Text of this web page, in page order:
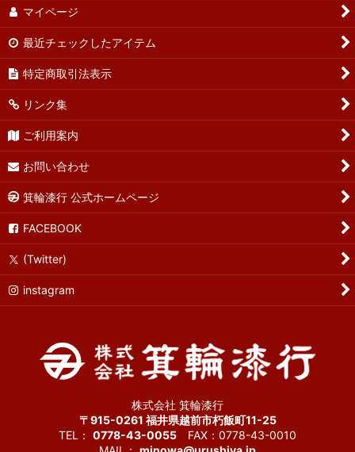
マイページ
最近チェックしたアイテム
特定商取引法表示
リンク集
ご利用案内
お問い合わせ
箕輪漆行 公式ホームページ
FACEBOOK
(Twitter)
instagram
株式会社 箕輪漆行
〒915-0261 福井県越前市朽飯町11-25
TEL： 0778-43-0055 FAX：0778-43-0010